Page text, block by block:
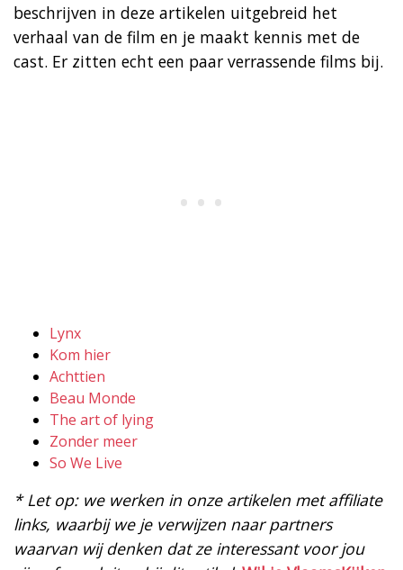
beschrijven in deze artikelen uitgebreid het
verhaal van de film en je maakt kennis met de
cast. Er zitten echt een paar verrassende films bij.
Lynx
Kom hier
Achttien
Beau Monde
The art of lying
Zonder meer
So We Live
* Let op: we werken in onze artikelen met affiliate
links, waarbij we je verwijzen naar partners
waarvan wij denken dat ze interessant voor jou